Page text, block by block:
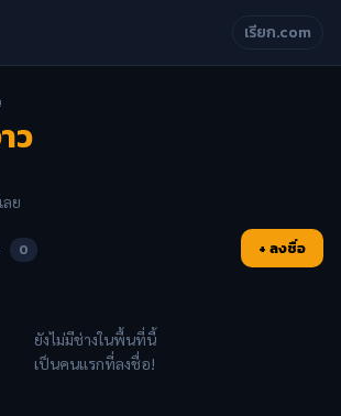
เรียก.com
ว
ลย
0 + ลงชื่อ
ยังไม่มีช่างในพื้นที่นี้
เป็นคนแรกที่ลงชื่อ!